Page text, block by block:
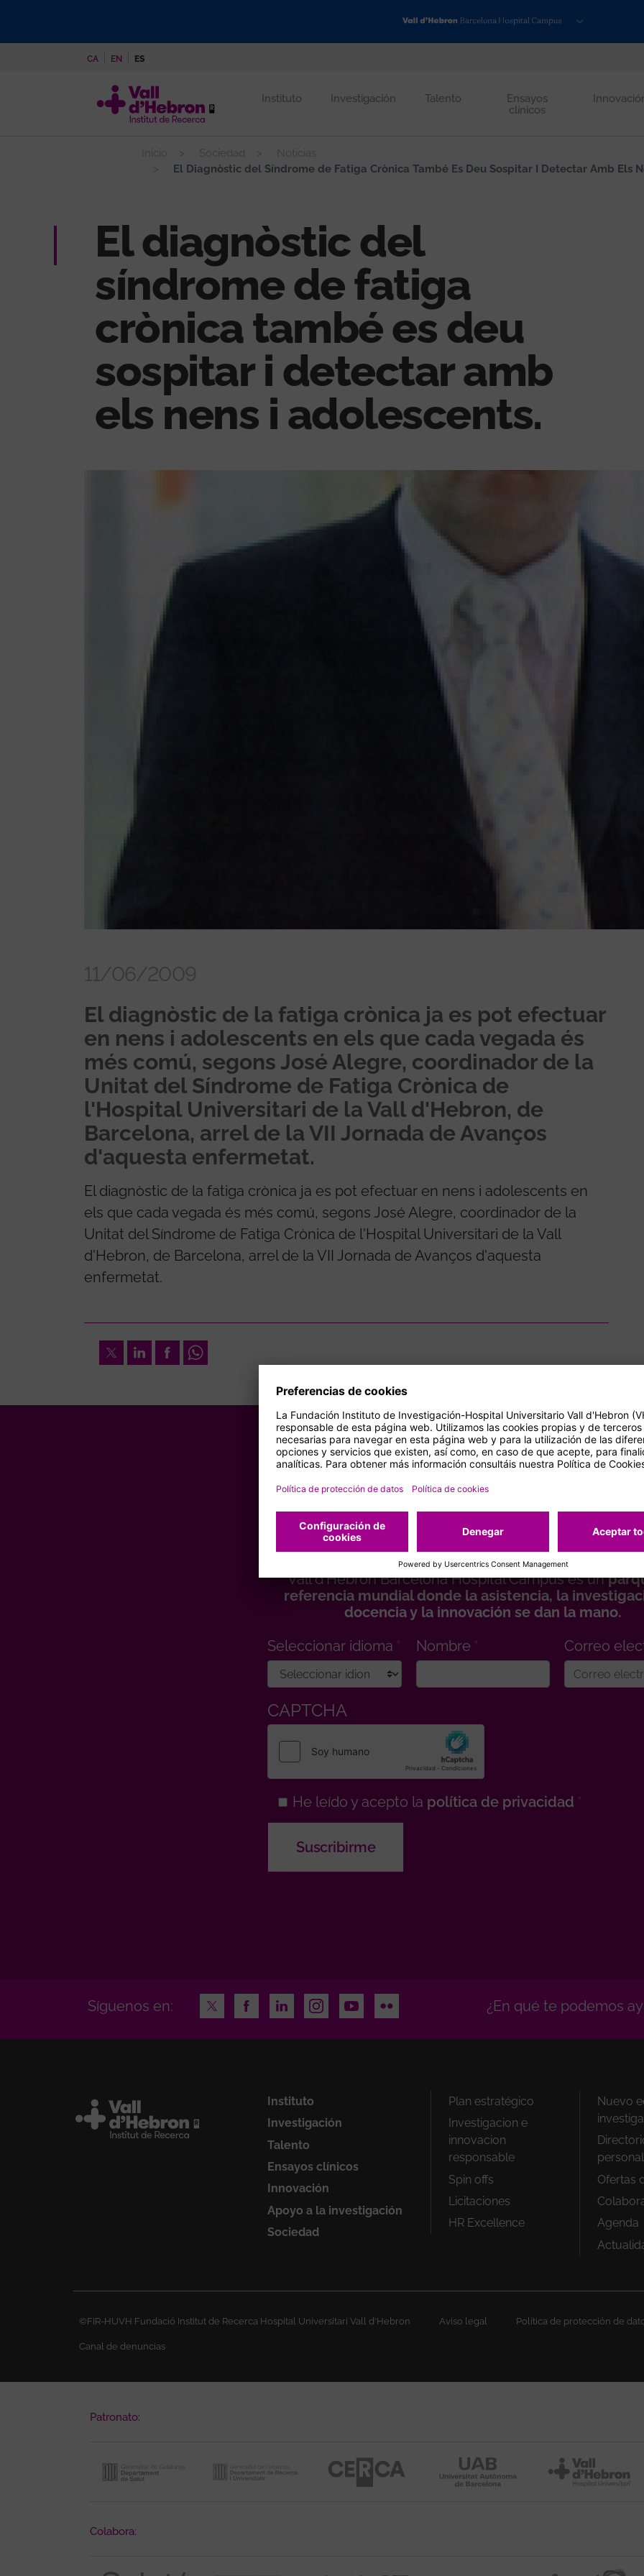
CA EN ES
Instituto Investigación Talento
Ensayos
clínicos
Sociedad
Noticias
El Diagnòstic del Síndrome de Fatiga Crònica També Es Deu Sospitar I Detectar Amb Els
El diagnòstic del
síndrome de fatiga
crònica també es deu
sospitar i detectar amb
els nens i adolescents.
11/06/2009
El diagnòstic de la fatiga crònica ja es pot efectuar
en nens i adolescents en els que cada vegada és
més comú, segons José Alegre, coordinador de la
Unitat del Síndrome de Fatiga Crònica de
l'Hospital Universitari de la Vall d'Hebron, de
Barcelona, arrel de la VII Jornada de Avanços
d'aquesta enfermetat.
El diagnòstic de la fatiga crònica ja es pot efectuar en nens i adolescents en
els que cada vegada és més comú, segons José Alegre, coordinador de la
Unitat del Síndrome de Fatiga Crònica de l'Hospital Universitari de la Vall
d'Hebron, de Barcelona, arrel de la VII Jornada de Avanços d'aquesta
enfermetat.
TwitterLinkedInFacebookWhatsapp
Suscríbete a nuestros
forma parte de la vida del
Campus
Vall d'Hebron Barcelona Hospital Campus es un
referencia mundial donde la asistencia, la
docencia y la innovación se dan la mano.
Seleccionar idioma
Nombre Correo
CAPTCHA
He leído y acepto la política de privacidad
Síguenos en: TwitterFacebookLinkedInInstagramYoutube
Flickr ¿En qué te podemos
Instituto
Investigación
Talento
Ensayos clínicos
Innovación
Apoyo a la investigación
Sociedad
Peu
Plan estratégico
Investigacion e
innovacion
responsable
Spin offs
Licitaciones
HR Excellence
Nuevo
personal
Ofertas
Agenda
©FIR-HUVH Fundació Institut de Recerca Hospital Universitari Vall d'Hebron Aviso legal Política de protección de
Canal de denuncias
Patronato:
Colabora: